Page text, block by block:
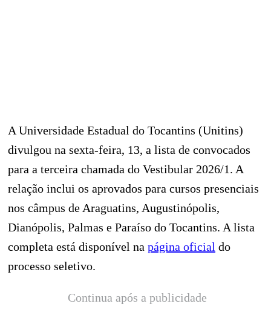
A Universidade Estadual do Tocantins (Unitins)
divulgou na sexta-feira, 13, a lista de convocados
para a terceira chamada do Vestibular 2026/1. A
relação inclui os aprovados para cursos presenciais
nos câmpus de Araguatins, Augustinópolis,
Dianópolis, Palmas e Paraíso do Tocantins. A lista
completa está disponível na página oficial do
processo seletivo.
Continua após a publicidade